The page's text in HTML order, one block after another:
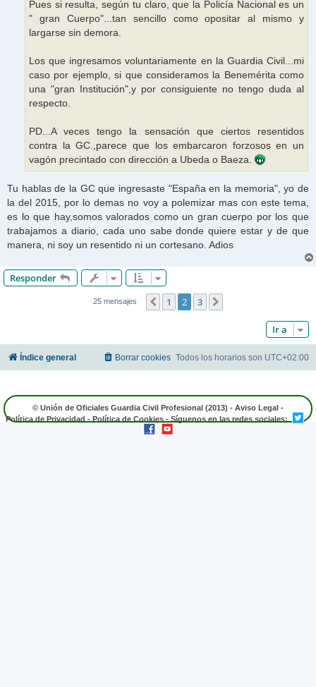
Pues si resulta, según tu claro, que la Policía Nacional es un
" gran Cuerpo"...tan sencillo como opositar al mismo y
largarse sin demora.
Los que ingresamos voluntariamente en la Guardia Civil...mi
caso por ejemplo, si que consideramos la Benemérita como
una "gran Institución",y por consiguiente no tengo duda al
respecto.
PD...A veces tengo la sensación que ciertos resentidos
contra la GC.,parece que los embarcaron forzosos en un
vagón precintado con dirección a Ubeda o Baeza.
Tu hablas de la GC que ingresaste "España en la memoria", yo de
la del 2015, por lo demas no voy a polemizar mas con este tema,
es lo que hay,somos valorados como un gran cuerpo por los que
trabajamos a diario, cada uno sabe donde quiere estar y de que
manera, ni soy un resentido ni un cortesano. Adios
Responder
25 mensajes Anterior
1 2 3
Ir a
Índice general Todos los horarios son UTC+02:00
Borrar cookies
© Unión de Oficiales Guardia Civil Profesional (2013) - Aviso Legal -
Política de Privacidad - Política de Cookies - Síguenos en las redes sociales: